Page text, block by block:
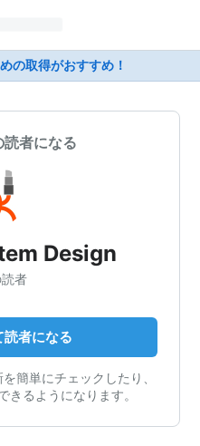
の取得がおすすめ！
読者になる
Design
者
読者になる
簡単にチェックしたり、
きるようになります。